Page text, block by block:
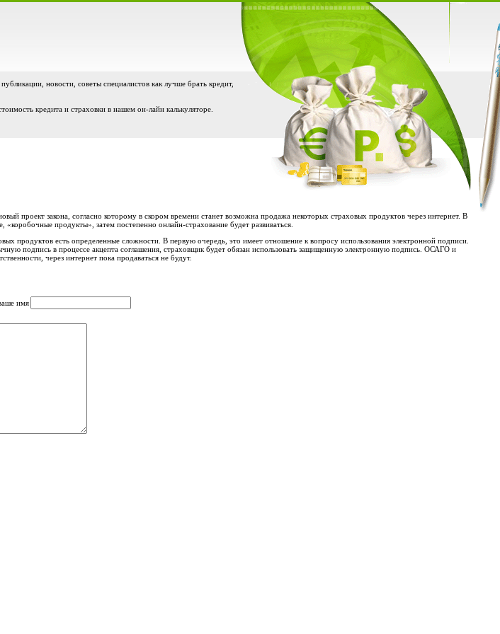
новости, советы специалистов как лучше брать кредит,
кредита и страховки в нашем он-лайн калькуляторе.
проект закона, согласно которому в скором времени станет возможна продажа некоторых страховых продуктов через интернет. В
продукты», затем постепенно онлайн-страхование будет развиваться.
продуктов есть определенные сложности. В первую очередь, это имеет отношение к вопросу использования электронной подписи.
подпись в процессе акцепта соглашения, страховщик будет обязан использовать защищенную электронную подпись. ОСАГО и
через интернет пока продаваться не будут.
имя